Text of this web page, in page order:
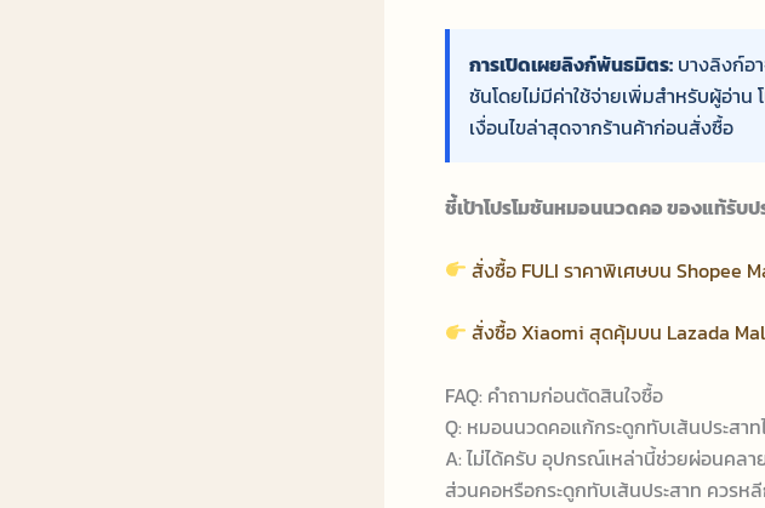
การเปิดเผยลิงก์พันธมิตร: บางลิงก์อ
ชันโดยไม่มีค่าใช้จ่ายเพิ่มสำหรับผู้อ่า
เงื่อนไขล่าสุดจากร้านค้าก่อนสั่งซื้อ
ชี้เป้าโปรโมชันหมอนนวดคอ ของแท้รับ
สั่งซื้อ FULI ราคาพิเศษบน Shopee
สั่งซื้อ Xiaomi สุดคุ้มบน Lazada
FAQ: คำถามก่อนตัดสินใจซื้อ
Q: หมอนนวดคอแก้กระดูกทับเส้นประสาท
A: ไม่ได้ครับ อุปกรณ์เหล่านี้ช่วยผ่อนคล
ส่วนคอหรือกระดูกทับเส้นประสาท ควรห